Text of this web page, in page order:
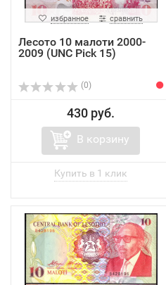
избранное сравнить
Лесото 10 малоти 2000-
2009 (UNC Pick 15)
(0)
430 руб.
В корзину